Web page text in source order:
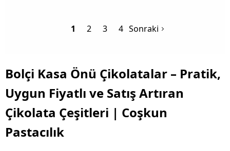
1 2 3 4 Sonraki
Bolçi Kasa Önü Çikolatalar – Pratik,
Uygun Fiyatlı ve Satış Artıran
Çikolata Çeşitleri | Coşkun
Pastacılık